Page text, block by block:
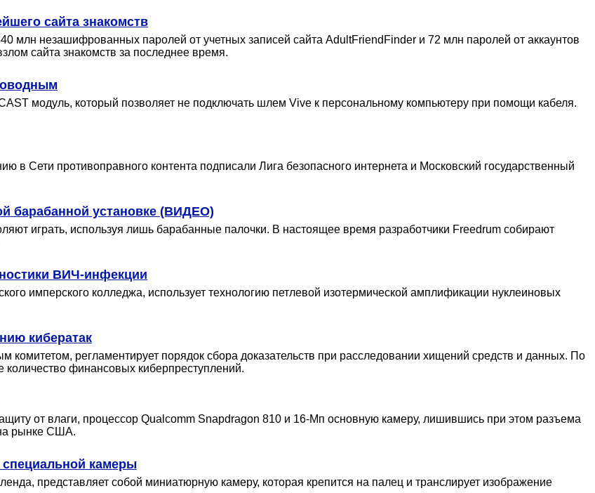
сайта знакомств
млн незашифрованных паролей от учетных записей сайта AdultFriendFinder и 72 млн паролей от аккаунтов
сайта знакомств за последнее время.
модуль, который позволяет не подключать шлем Vive к персональному компьютеру при помощи кабеля.
в Сети противоправного контента подписали Лига безопасного интернета и Московский государственный
барабанной установке (ВИДЕО)
играть, используя лишь барабанные палочки. В настоящее время разработчики Freedrum собирают
ВИЧ-инфекции
имперского колледжа, использует технологию петлевой изотермической амплификации нуклеиновых
кибератак
регламентирует порядок сбора доказательств при расследовании хищений средств и данных. По
финансовых киберпреступлений.
от влаги, процессор Qualcomm Snapdragon 810 и 16-Мп основную камеру, лишившись при этом разъема
рынке США.
камеры
представляет собой миниатюрную камеру, которая крепится на палец и транслирует изображение